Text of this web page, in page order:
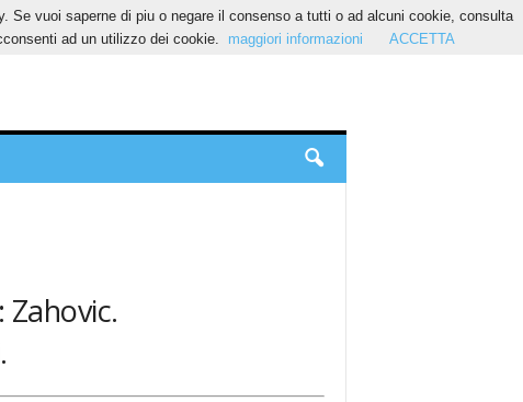
vuoi saperne di piu o negare il consenso a tutti o ad alcuni cookie, consulta
ad un utilizzo dei cookie.
maggiori informazioni ACCETTA